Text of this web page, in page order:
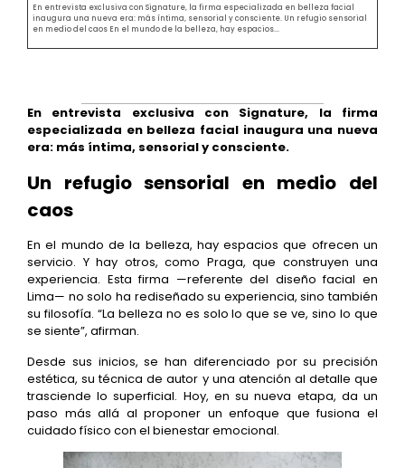
En entrevista exclusiva con Signature, la firma especializada en belleza facial
inaugura una nueva era: más íntima, sensorial y consciente. Un refugio sensorial
en medio del caos En el mundo de la belleza, hay espacios...
En entrevista exclusiva con Signature, la firma
especializada en belleza facial inaugura una nueva
era: más íntima, sensorial y consciente.
Un refugio sensorial en medio del
caos
En el mundo de la belleza, hay espacios que ofrecen un
servicio. Y hay otros, como Praga, que construyen una
experiencia. Esta firma —referente del diseño facial en
Lima— no solo ha rediseñado su experiencia, sino también
su filosofía. “La belleza no es solo lo que se ve, sino lo que
se siente”, afirman.
Desde sus inicios, se han diferenciado por su precisión
estética, su técnica de autor y una atención al detalle que
trasciende lo superficial. Hoy, en su nueva etapa, da un
paso más allá al proponer un enfoque que fusiona el
cuidado físico con el bienestar emocional.